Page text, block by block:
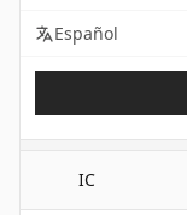
Español
IC